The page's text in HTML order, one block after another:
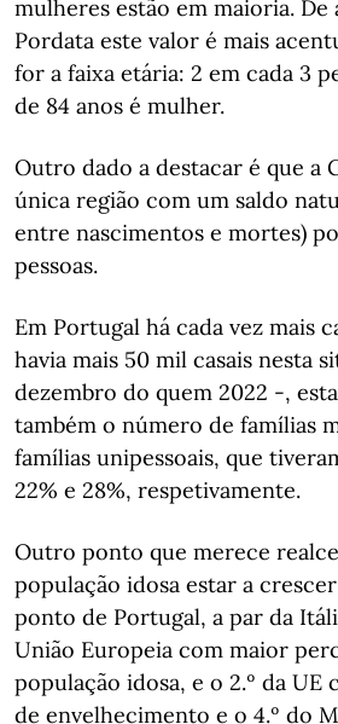
mulheres estão em maioria. De
Pordata este valor é mais
for a faixa etária: 2 em cada 3
de 84 anos é mulher.
Outro dado a destacar é que a
única região com um saldo
entre nascimentos e mortes)
pessoas.
Em Portugal há cada vez mais
havia mais 50 mil casais nesta
dezembro do quem 2022 -,
também o número de famílias
famílias unipessoais, que
22% e 28%, respetivamente.
Outro ponto que merece
população idosa estar a
ponto de Portugal, a par da
União Europeia com maior
população idosa, e o 2.º da UE
de envelhecimento e o 4.º do